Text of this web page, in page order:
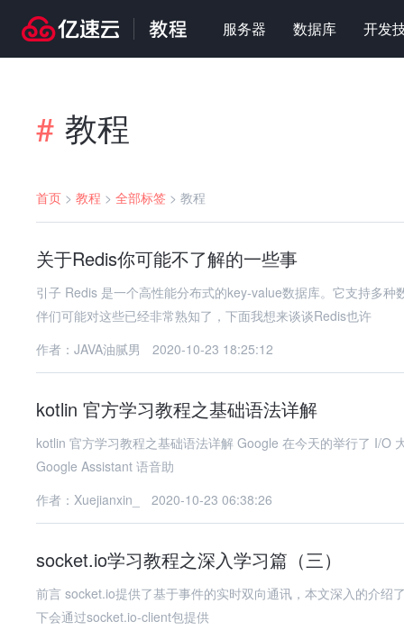
服务器 数据库 开发
# 教程
首页 > 教程 > 全部标签 > 教程
关于Redis你可能不了解的一些事
引子 Redis 是一个高性能分布式的key-value数据库。它支持多种数据结构，并可应用于缓存、队列等多种场景下。使用过Redis的小伙
伴们可能对这些已经非常熟知了，下面我想来谈谈Redis也许
作者：JAVA油腻男
2020-10-23 18:25:12
kotlin 官方学习教程之基础语法详解
kotlin 官方学习教程之基础语法详解 Google 在今天的举行了 I/O
Google Assistant 语音助
作者：Xuejianxin_
2020-10-23 06:38:26
socket.io学习教程之深入学习篇（三）
前言 socket.io提供了基于事件的实时双向通讯，本文深入的介绍了
下会通过socket.io-client包提供